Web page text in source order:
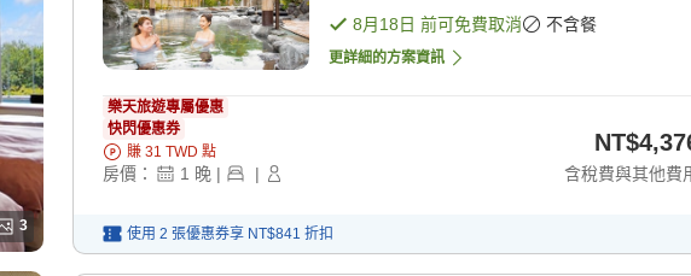
3
8月18日 前可免費取消 不含餐
更詳細的方案資訊
樂天旅遊專屬優惠
快閃優惠券
賺 31 TWD 點
房價： 1 晚 | | 含稅費與其他費
使用 2 張優惠券享 NT$841 折扣